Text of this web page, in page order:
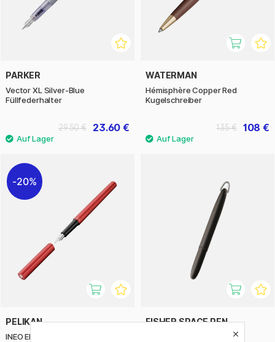
PARKER
Vector XL Silver-Blue
Füllfederhalter
23.60 €
29.50 €
WATERMAN
Hémisphère Copper Red
Kugelschreiber
108 €
135 €
20%
PELIKAN
INEO Elements Füllfederhalter
FISHER SPACE PEN